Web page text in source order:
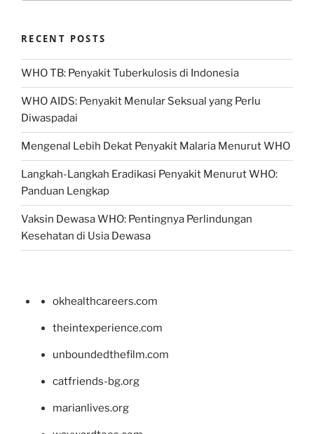
RECENT POSTS
WHO TB: Penyakit Tuberkulosis di Indonesia
WHO AIDS: Penyakit Menular Seksual yang Perlu
Diwaspadai
Mengenal Lebih Dekat Penyakit Malaria Menurut WHO
Langkah-Langkah Eradikasi Penyakit Menurut WHO:
Panduan Lengkap
Vaksin Dewasa WHO: Pentingnya Perlindungan
Kesehatan di Usia Dewasa
okhealthcareers.com
theintexperience.com
unboundedthefilm.com
catfriends-bg.org
marianlives.org